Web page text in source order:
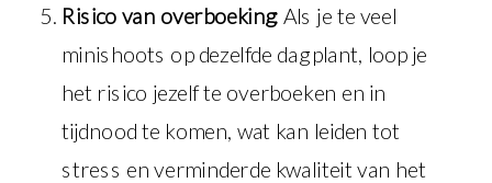
Risico van overboeking: Als je te veel
minishoots op dezelfde dag plant, loop je
het risico jezelf te overboeken en in
tijdnood te komen, wat kan leiden tot
stress en verminderde kwaliteit van het